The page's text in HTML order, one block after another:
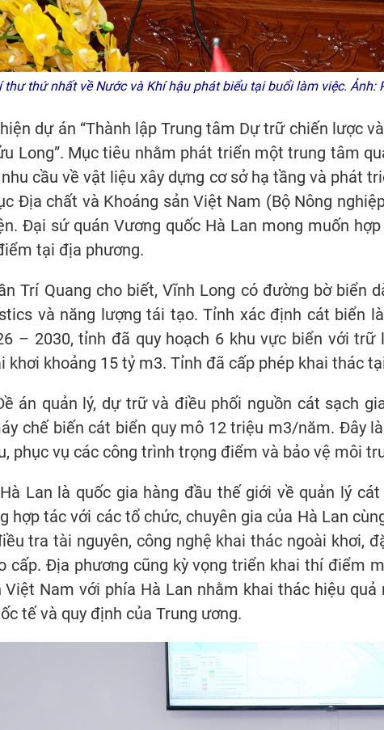
thư thứ nhất về Nước và Khí hậu phát biểu tại buổi làm việc. Ảnh:
dự án “Thành lập Trung tâm Dự trữ chiến lược
Long”. Mục tiêu nhằm phát triển một trung tâm
cầu về vật liệu xây dựng cơ sở hạ tầng và phát
Địa chất và Khoáng sản Việt Nam (Bộ Nông
Đại sứ quán Vương quốc Hà Lan mong muốn
tại địa phương.
Trí Quang cho biết, Vĩnh Long có đường bờ biển
và năng lượng tái tạo. Tỉnh xác định cát biển
– 2030, tỉnh đã quy hoạch 6 khu vực biển với
khoảng 15 tỷ m3. Tỉnh đã cấp phép khai thác
án quản lý, dự trữ và điều phối nguồn cát sạch
chế biến cát biển quy mô 12 triệu m3/năm. Đây
phục vụ các công trình trọng điểm và bảo vệ môi
Lan là quốc gia hàng đầu thế giới về quản lý
hợp tác với các tổ chức, chuyên gia của Hà Lan
tra tài nguyên, công nghệ khai thác ngoài khơi,
cấp. Địa phương cũng kỳ vọng triển khai thí điểm
Nam với phía Hà Lan nhằm khai thác hiệu
tế và quy định của Trung ương.